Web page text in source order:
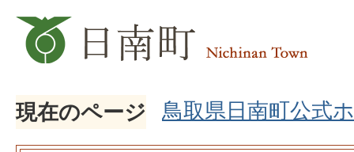
現在のページ 鳥取県日南町公式